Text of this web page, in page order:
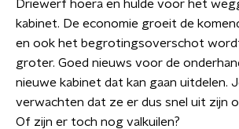
Driewerf hoera en hulde voor het
kabinet. De economie groeit de
en ook het begrotingsoverschot
groter. Goed nieuws voor de
nieuwe kabinet dat kan gaan uitdelen.
verwachten dat ze er dus snel uit zijn
Of zijn er toch nog valkuilen?